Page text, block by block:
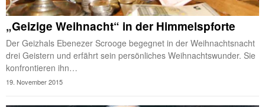
„Geizige Weihnacht“ in der Himmelspforte
Der Geizhals Ebenezer Scrooge begegnet in der Weihnachtsnacht
drei Geistern und erfährt sein persönliches Weihnachtswunder. Sie
konfrontieren ihn…
19. November 2015